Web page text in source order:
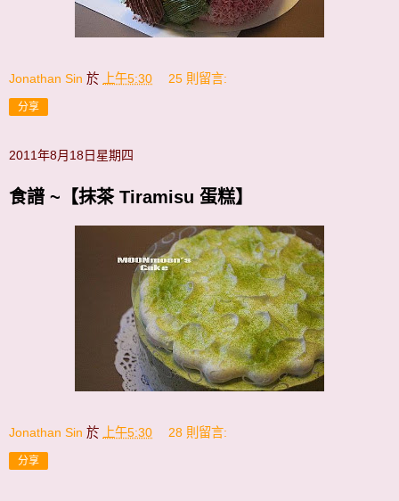
Jonathan Sin 於 上午5:30 25 則留言:
分享
2011年8月18日星期四
食譜 ~【抹茶 Tiramisu 蛋糕】
Jonathan Sin 於 上午5:30 28 則留言:
分享